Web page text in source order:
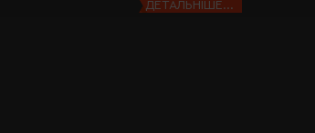
ДЕТАЛЬНІШЕ...